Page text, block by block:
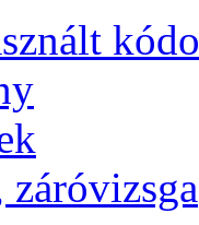
záróvizsga